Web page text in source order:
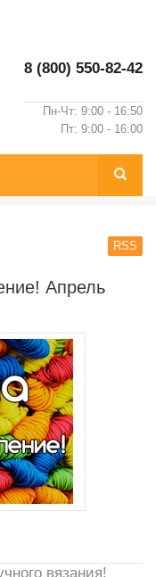
8 (800) 550-82-42
Пн-Чт: 9:00 - 16:50
Пт: 9:00 - 16:00
Апрель
RSS
вязания!